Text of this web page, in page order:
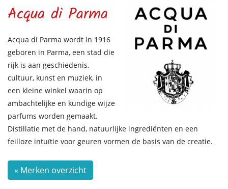
Acqua di Parma
Acqua di Parma wordt in 1916
geboren in Parma, een stad die
rijk is aan geschiedenis,
cultuur, kunst en muziek, in
een kleine winkel waarin op
ambachtelijke en kundige wijze
parfums worden gemaakt.
Distillatie met de hand, natuurlijke ingrediënten en een
feilloze intuïtie voor geuren vormen de basis van de creatie.
« Merken overzicht